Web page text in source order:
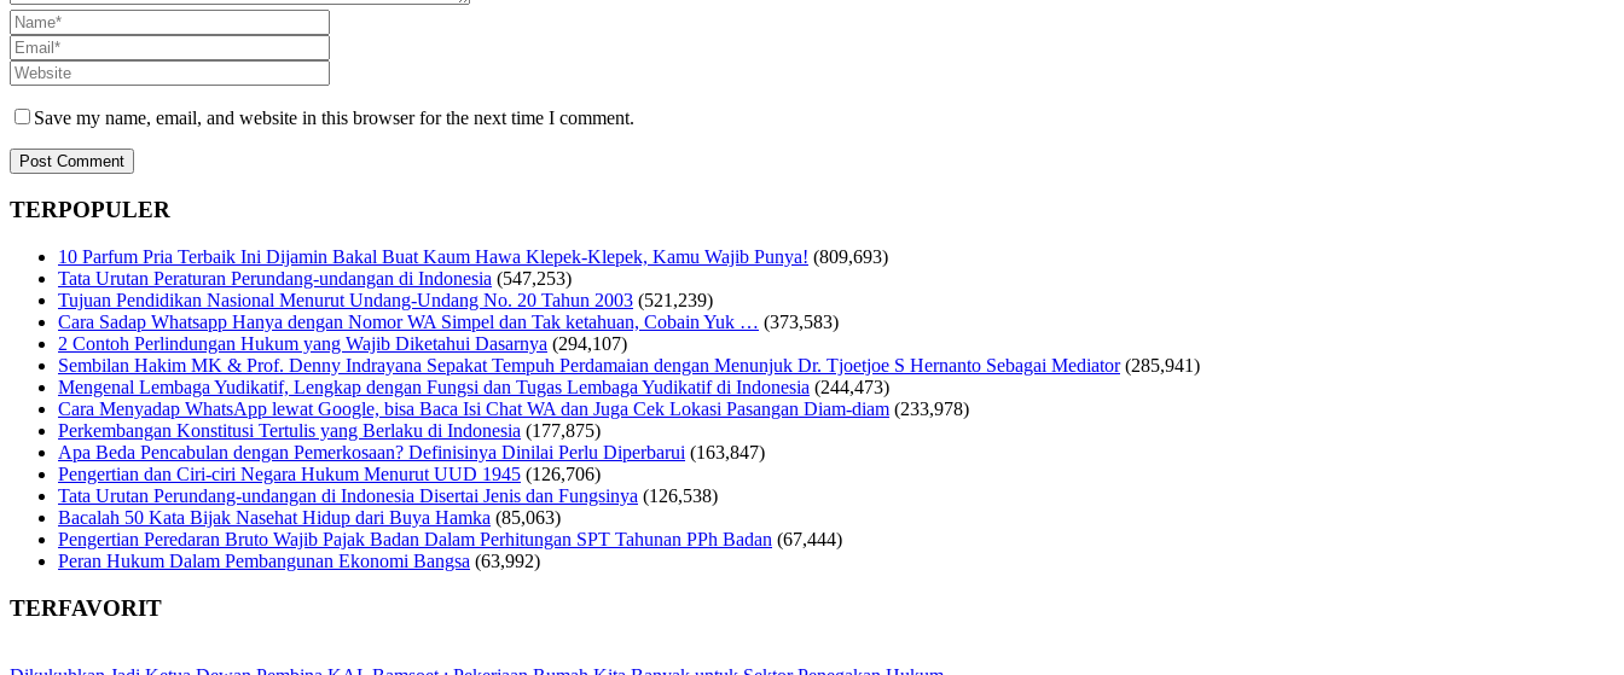
Save my name, email, and website in this browser for the next time I comment.
TERPOPULER
10 Parfum Pria Terbaik Ini Dijamin Bakal Buat Kaum Hawa Klepek-Klepek, Kamu Wajib Punya! (809,693)
Tata Urutan Peraturan Perundang-undangan di Indonesia (547,253)
Tujuan Pendidikan Nasional Menurut Undang-Undang No. 20 Tahun 2003 (521,239)
Cara Sadap Whatsapp Hanya dengan Nomor WA Simpel dan Tak ketahuan, Cobain Yuk … (373,583)
2 Contoh Perlindungan Hukum yang Wajib Diketahui Dasarnya (294,107)
Sembilan Hakim MK & Prof. Denny Indrayana Sepakat Tempuh Perdamaian dengan Menunjuk Dr. Tjoetjoe S Hernanto Sebagai Mediator (285,941)
Mengenal Lembaga Yudikatif, Lengkap dengan Fungsi dan Tugas Lembaga Yudikatif di Indonesia (244,473)
Cara Menyadap WhatsApp lewat Google, bisa Baca Isi Chat WA dan Juga Cek Lokasi Pasangan Diam-diam (233,978)
Perkembangan Konstitusi Tertulis yang Berlaku di Indonesia (177,875)
Apa Beda Pencabulan dengan Pemerkosaan? Definisinya Dinilai Perlu Diperbarui (163,847)
Pengertian dan Ciri-ciri Negara Hukum Menurut UUD 1945 (126,706)
Tata Urutan Perundang-undangan di Indonesia Disertai Jenis dan Fungsinya (126,538)
Bacalah 50 Kata Bijak Nasehat Hidup dari Buya Hamka (85,063)
Pengertian Peredaran Bruto Wajib Pajak Badan Dalam Perhitungan SPT Tahunan PPh Badan (67,444)
Peran Hukum Dalam Pembangunan Ekonomi Bangsa (63,992)
TERFAVORIT